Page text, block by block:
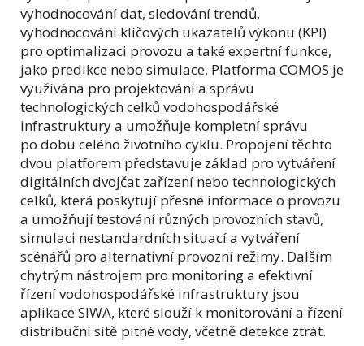
vyhodnocování dat, sledování trendů,
vyhodnocování klíčových ukazatelů výkonu (KPI)
pro optimalizaci provozu a také expertní funkce,
jako predikce nebo simulace. Platforma COMOS je
využívána pro projektování a správu
technologických celků vodohospodářské
infrastruktury a umožňuje kompletní správu
po dobu celého životního cyklu. Propojení těchto
dvou platforem představuje základ pro vytváření
digitálních dvojčat zařízení nebo technologických
celků, která poskytují přesné informace o provozu
a umožňují testování různých provozních stavů,
simulaci nestandardních situací a vytváření
scénářů pro alternativní provozní režimy. Dalším
chytrým nástrojem pro monitoring a efektivní
řízení vodohospodářské infrastruktury jsou
aplikace SIWA, které slouží k monitorování a řízení
distribuční sítě pitné vody, včetně detekce ztrát.